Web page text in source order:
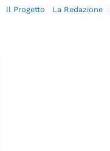
Il Progetto La Redazione